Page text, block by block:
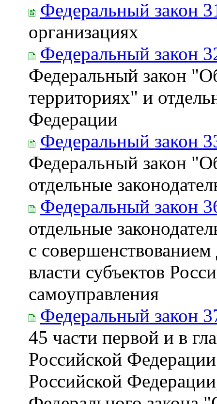
Федеральный закон
организациях
Федеральный закон
Федеральный закон
территориях" и
Федерации
Федеральный закон
Федеральный закон
отдельные
Федеральный закон
отдельные
с совершенствованием
власти субъектов
самоуправления
Федеральный закон
45 части первой и в
Российской
Российской